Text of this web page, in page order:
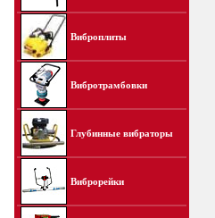
Виброплиты
Вибротрамбовки
Глубинные вибраторы
Виброрейки